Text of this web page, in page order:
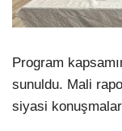
Program
sunuldu. Mali
siyasi